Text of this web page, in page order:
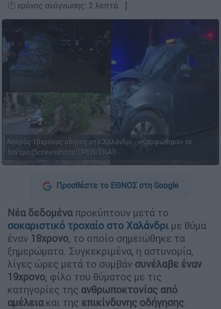
🕛 χρόνος ανάγνωσης: 2 λεπτά ┋
Νεκρός 18χρονος οδηγός στο Χαλάνδρι - «Καρφώθηκε» σε
δέντρο (Screenshots/OPEN/ΣΚΑΪ)
Προσθέστε το ΕΘΝΟΣ στη Google
Νέα δεδομέναπροκύπτουν μετά το
σοκαριστικό τροχαίο στο Χαλάνδρι με θύμα
έναν 18χρονο, το οποίο σημειώθηκε τα
ξημερώματα. Συγκεκριμένα, η αστυνομία,
λίγες ώρες μετά το συμβάν συνέλαβε έναν
19χρονο, φίλο του θύματος με τις
κατηγορίες της ανθρωποκτονίας από
αμέλειακαι της επικίνδυνης οδήγησης.